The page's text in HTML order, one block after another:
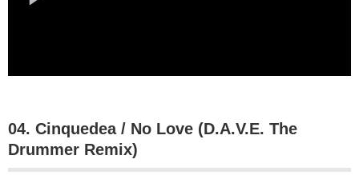
04. Cinquedea / No Love (D.A.V.E. The
Drummer Remix)